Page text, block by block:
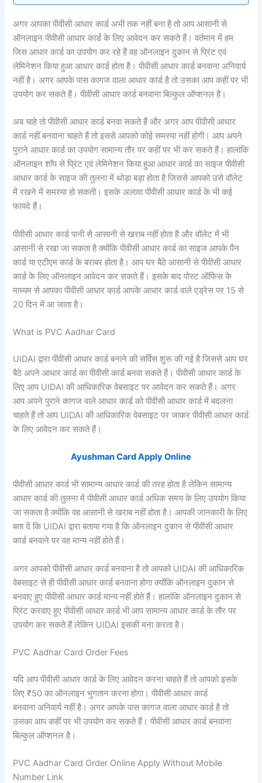
अगर आपका पीवीसी आधार कार्ड अभी तक नहीं बना है तो आप आसानी से
ऑनलाइन पीवीसी आधार कार्ड के लिए आवेदन कर सकते हैं। वर्तमान में हम
जिस आधार कार्ड का उपयोग कर रहे हैं वह ऑनलाइन दुकान से प्रिंट एवं
लेमिनेशन किया हुआ आधार कार्ड होता है। पीवीसी आधार कार्ड बनवाना अनिवार्य
नहीं है। अगर आपके पास कागज वाला आधार कार्ड है तो उसका आप कहीं पर भी
उपयोग कर सकते हैं। पीवीसी आधार कार्ड बनवाना बिल्कुल ऑप्शनल है।
अब चाहे तो पीवीसी आधार कार्ड बनवा सकते हैं और अगर आप पीवीसी आधार
कार्ड नहीं बनवाना चाहते हैं तो इससे आपको कोई समस्या नहीं होगी। आप अपने
पुराने आधार कार्ड का उपयोग सामान्य तौर पर कहीं पर भी कर सकते हैं। हालांकि
ऑनलाइन शॉप से प्रिंट एवं लेमिनेशन किया हुआ आधार कार्ड का साइज पीवीसी
आधार कार्ड के साइज की तुलना में थोड़ा बड़ा होता है जिससे आपको उसे वॉलेट
में रखने में समस्या हो सकती। इसके अलावा पीवीसी आधार कार्ड के भी कई
फायदे हैं।
पीवीसी आधार कार्ड पानी से आसानी से खराब नहीं होता है और वॉलेट में भी
आसानी से रखा जा सकता है क्योंकि पीवीसी आधार कार्ड का साइज आपके पैन
कार्ड या एटीएम कार्ड के बराबर होता है। आप घर बैठे आसानी से पीवीसी आधार
कार्ड के लिए ऑनलाइन आवेदन कर सकते हैं। इसके बाद पोस्ट ऑफिस के
माध्यम से आपका पीवीसी आधार कार्ड आपके आधार कार्ड वाले एड्रेस पर 15 से
20 दिन में आ जाता है।
What is PVC Aadhar Card
UIDAI द्वारा पीवीसी आधार कार्ड बनाने की सर्विस शुरू की गई है जिससे आप घर
बैठे अपने आधार कार्ड का पीवीसी कार्ड बनवा सकते हैं। पीवीसी आधार कार्ड के
लिए आप UIDAI की आधिकारिक वेबसाइट पर आवेदन कर सकते हैं। अगर
आप अपने पुराने कागज वाले आधार कार्ड को पीवीसी आधार कार्ड में बदलना
चाहते हैं तो आप UIDAI की आधिकारिक वेबसाइट पर जाकर पीवीसी आधार कार्ड
के लिए आवेदन कर सकते हैं।
Ayushman Card Apply Online
पीवीसी आधार कार्ड भी सामान्य आधार कार्ड की तरह होता है लेकिन सामान्य
आधार कार्ड की तुलना में पीवीसी आधार कार्ड अधिक समय के लिए उपयोग किया
जा सकता है क्योंकि वह आसानी से खराब नहीं होता है। आपकी जानकारी के लिए
बता दें कि UIDAI द्वारा बताया गया है कि ऑनलाइन दुकान से पीवीसी आधार
कार्ड बनवाने पर वह मान्य नहीं होते हैं।
अगर आपको पीवीसी आधार कार्ड बनवाना है तो आपको UIDAI की आधिकारिक
वेबसाइट से ही पीवीसी आधार कार्ड बनवाना होगा क्योंकि ऑनलाइन दुकान से
बनवाए हुए पीवीसी आधार कार्ड मान्य नहीं होते हैं। हालांकि ऑनलाइन दुकान से
प्रिंट करवाए हुए पीवीसी आधार कार्ड भी आप सामान्य आधार कार्ड के तौर पर
उपयोग कर सकते हैं लेकिन UIDAI इसकी मना करता है।
PVC Aadhar Card Order Fees
यदि आप पीवीसी आधार कार्ड के लिए आवेदन करना चाहते हैं तो आपको इसके
लिए ₹50 का ऑनलाइन भुगतान करना होगा। पीवीसी आधार कार्ड
बनवाना अनिवार्य नहीं है। अगर आपके पास कागज वाला आधार कार्ड है तो
उसका आप कहीं पर भी उपयोग कर सकते हैं। पीवीसी आधार कार्ड बनवाना
बिल्कुल ऑप्शनल है।
PVC Aadhar Card Order Online Apply Without Mobile
Number Link